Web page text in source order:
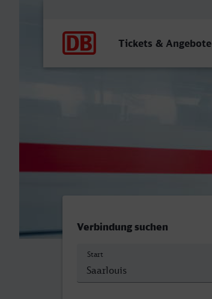
Tickets & Angebote
Verbindung suchen
Start